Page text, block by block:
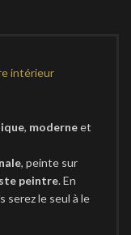
intérieur
, moderneet
, peinte sur
peintre. En
serez le seul à le